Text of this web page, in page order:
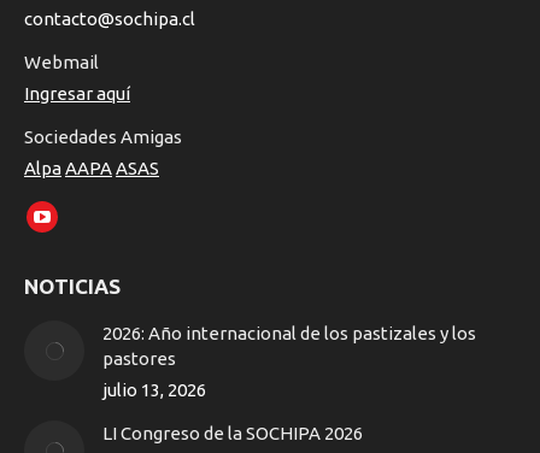
contacto@sochipa.cl
Webmail
Ingresar aquí
Sociedades Amigas
AlpaAAPAASAS
Encuéntranos en:
YouTube
opens
new
window
NOTICIAS
2026: Año internacional de los pastizales y los
pastores
julio 13, 2026
LI Congreso de la SOCHIPA 2026